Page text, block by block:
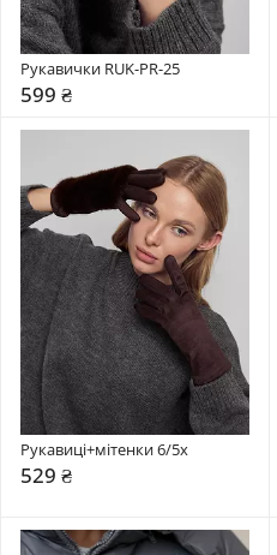
Рукавички RUK-PR-25
599 ₴
Рукавиці+мітенки 6/5x
529 ₴